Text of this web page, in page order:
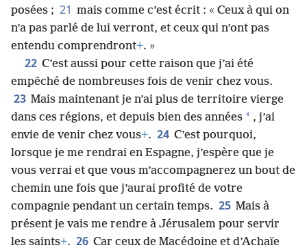
posées ; 21 mais comme c’est écrit : « Ceux à qui on
n’a pas parlé de lui verront, et ceux qui n’ont pas
entendu comprendront+. »
22 C’est aussi pour cette raison que j’ai été
empêché de nombreuses fois de venir chez vous.
23 Mais maintenant je n’ai plus de territoire vierge
dans ces régions, et depuis bien des années * , j’ai
envie de venir chez vous+. 24 C’est pourquoi,
lorsque je me rendrai en Espagne, j’espère que je
vous verrai et que vous m’accompagnerez un bout de
chemin une fois que j’aurai profité de votre
compagnie pendant un certain temps. 25 Mais à
présent je vais me rendre à Jérusalem pour servir
les saints+. 26 Car ceux de Macédoine et d’Achaïe